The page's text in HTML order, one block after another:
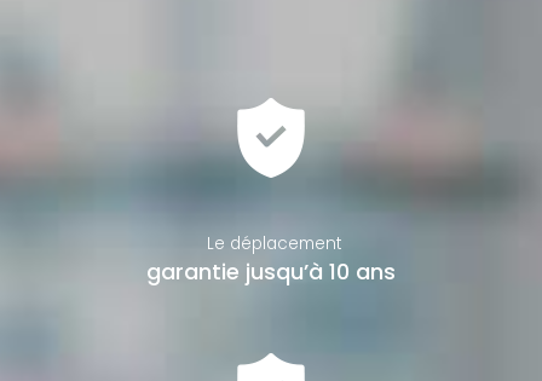
Le déplacement
garantie jusqu’à 10 ans